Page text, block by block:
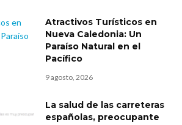
Atractivos Turísticos en
Nueva Caledonia: Un
Paraíso Natural en el
Pacífico
9 agosto, 2026
La salud de las carreteras
españolas, preocupante